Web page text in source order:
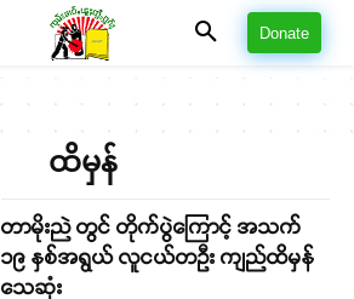
Donate
ထိမှန်
တာမိုးညဲ တွင် တိုက်ပွဲကြောင့် အသက်
၁၉ နှစ်အရွယ် လူငယ်တဦး ကျည်ထိမှန်
သေဆုံး